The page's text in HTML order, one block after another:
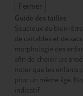
Fermer
Guide des tailles
Soucieux du bien-être
de cartables et de
morphologie des
afin de choisir les
noter que les enfants
pour un même âge.
indicatif.